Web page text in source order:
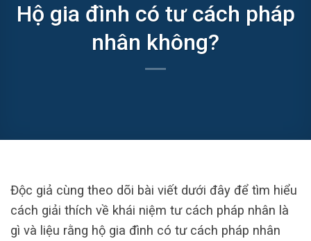
Hộ gia đình có tư cách pháp
nhân không?
Độc giả cùng theo dõi bài viết dưới đây để tìm hiểu
cách giải thích về khái niệm tư cách pháp nhân là
gì và liệu rằng hộ gia đình có tư cách pháp nhân